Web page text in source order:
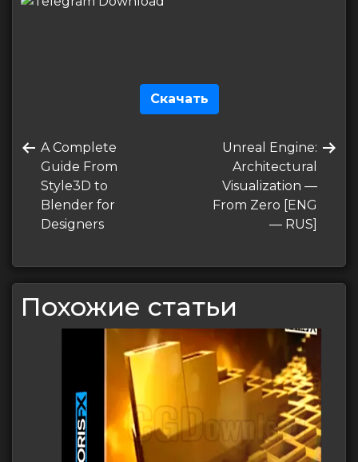
Скачать
по
записям
Предыдущая
запись
A Complete
Guide From
Style3D to
Blender for
Designers
Следующая
запись
Unreal Engine:
Architectural
Visualization —
From Zero [ENG
— RUS]
Похожие статьи